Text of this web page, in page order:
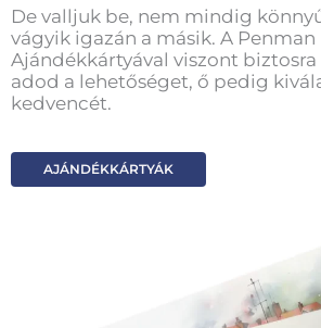
De valljuk be, nem mindig
vágyik igazán a másik. A Penman
Ajándékkártyával viszont
adod a lehetőséget, ő pedig
kedvencét.
AJÁNDÉKKÁRTYÁK